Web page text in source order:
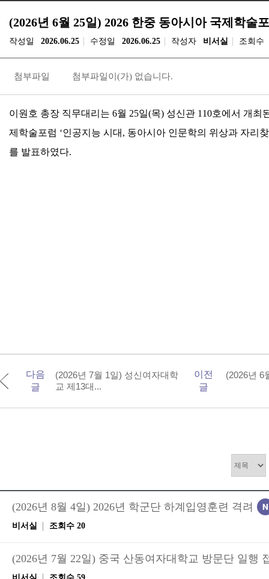
(2026년 6월 25일) 2026 한중 동아시아 국제학술
작성일 2026.06.25 수정일 2026.06.25 작성자 비서실 조회수
첨부파일 첨부파일이(가) 없습니다.
이원호 총장 직무대리는 6월 25일(목) 성신관 110호에서 개최
제학술포럼 ‘인공지능 시대 , 동아시아 인문학의 위상과 자리
를 발표하였다.
다음
글
(2026년 7월 1일) 성신여자대학
교 제13대...
이전
글
(2026년 6
(2026년 8월 4일) 2026년 학군단 하계입영훈련 격려
비서실 조회수 20
(2026년 7월 22일) 중국 산동여자대학교 방문단 일행